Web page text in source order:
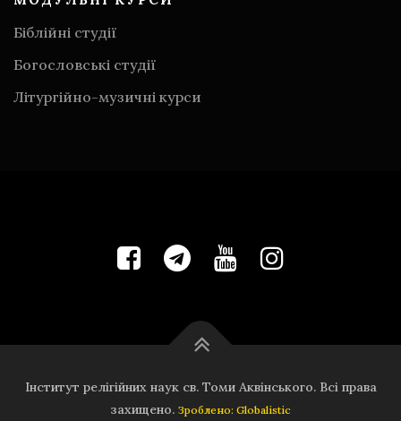
Біблійні студії
Богословські студії
Літургійно-музичні курси
Інститут релігійних наук св. Томи Аквінського. Всі права
захищено. Зроблено: Globalistic